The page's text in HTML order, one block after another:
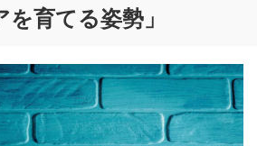
を育てる姿勢」